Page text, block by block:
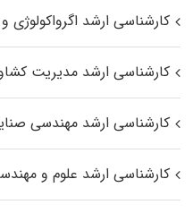
کارشناسی ارشد اگرواکولوژی
کارشناسی ارشد مدیریت
کارشناسی ارشد مهندسی
کارشناسی ارشد علوم و